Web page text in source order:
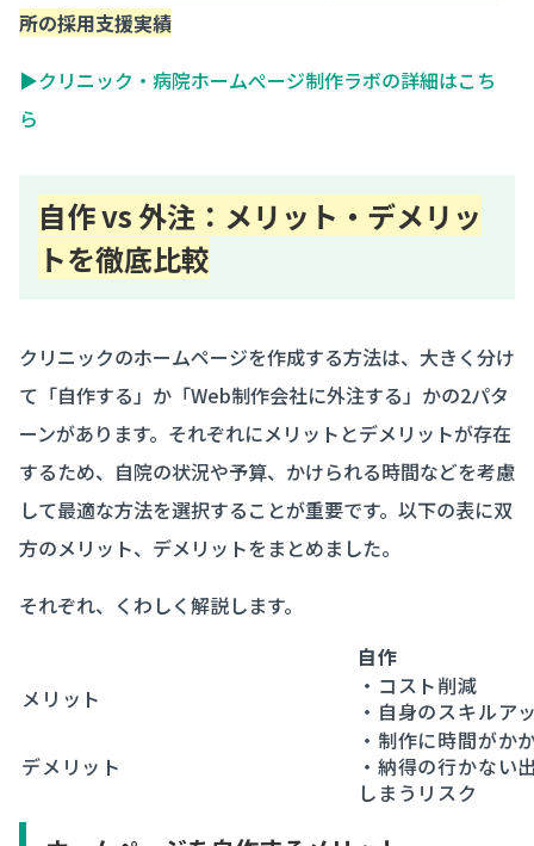
所の採用支援実績
▶クリニック・病院ホームぺージ制作ラボの詳細はこち
ら
自作 vs 外注：メリット・デメリッ
トを徹底比較
クリニックのホームページを作成する方法は、大きく分け
て「自作する」か「Web制作会社に外注する」かの2パタ
ーンがあります。それぞれにメリットとデメリットが存在
するため、自院の状況や予算、かけられる時間などを考慮
して最適な方法を選択することが重要です。以下の表に双
方のメリット、デメリットをまとめました。
それぞれ、くわしく解説します。
自作
メリット
・コスト削減
・自身のスキルア
デメリット
・制作に時間がか
・納得の行かない
しまうリスク